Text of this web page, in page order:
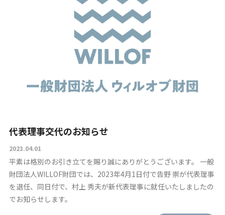
代表理事交代のお知らせ
2023.04.01
平素は格別のお引き立てを賜り誠にありがとうございます。 一般
財団法人WILLOF財団では、2023年4月1日付で告野 崇が代表理事
を退任、同日付で、村上 秀夫が新代表理事に就任いたしましたの
でお知らせします。